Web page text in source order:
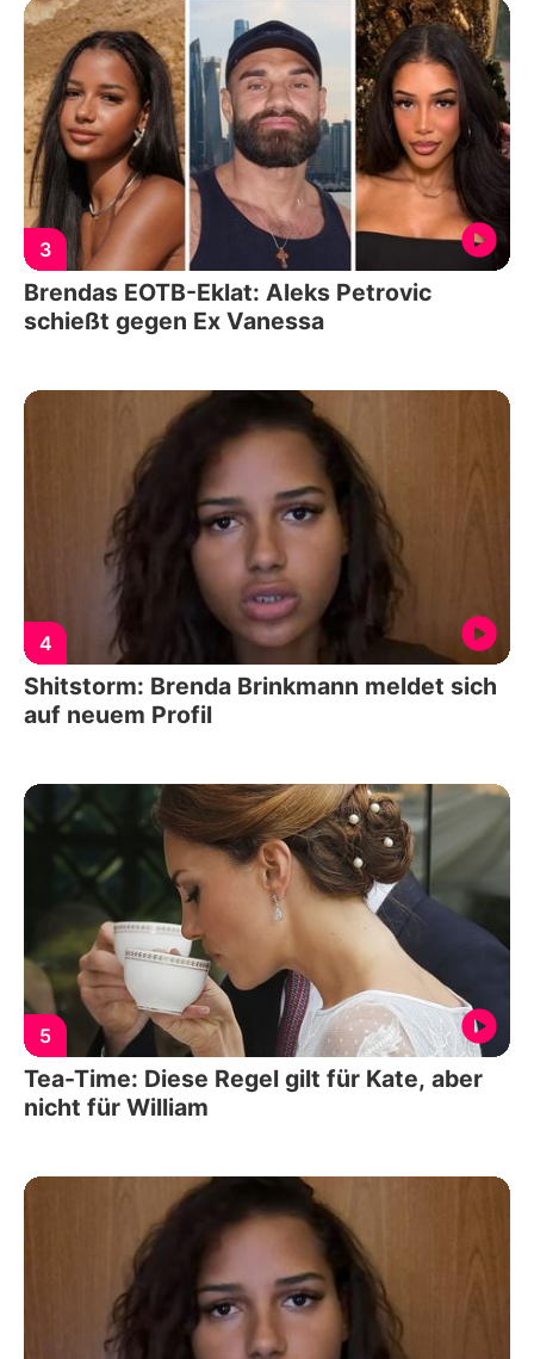
3
Brendas EOTB-Eklat: Aleks Petrovic
schießt gegen Ex Vanessa
4
Shitstorm: Brenda Brinkmann meldet sich
auf neuem Profil
5
Tea-Time: Diese Regel gilt für Kate, aber
nicht für William